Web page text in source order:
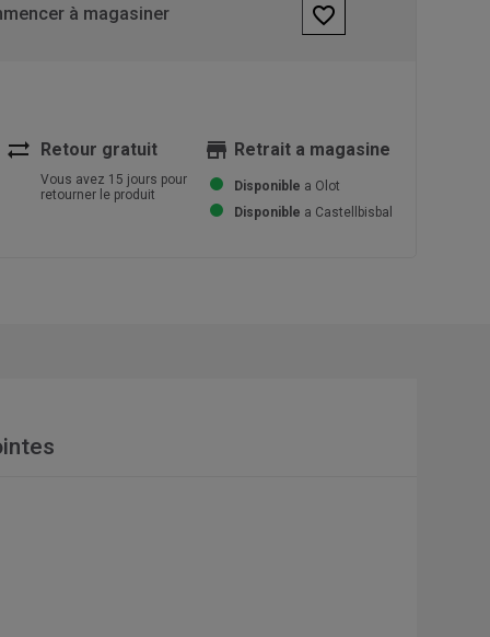
à magasiner favorite_border
sync_alt Retour gratuit
Vous avez 15 jours pour
retourner le produit
store Retrait a magasine
Disponible a Olot
Disponible a Castellbisbal